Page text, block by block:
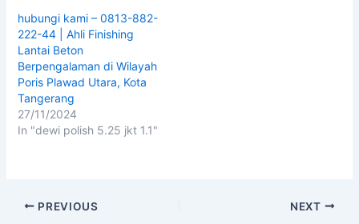
hubungi kami – 0813-882-
222-44 | Ahli Finishing
Lantai Beton
Berpengalaman di Wilayah
Poris Plawad Utara, Kota
Tangerang
27/11/2024
In "dewi polish 5.25 jkt 1.1"
PREVIOUS NEXT